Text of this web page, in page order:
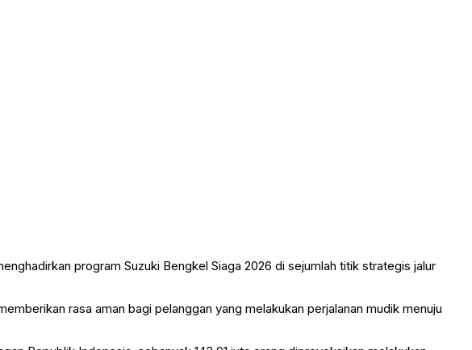
program Suzuki Bengkel Siaga 2026 di sejumlah titik strategis jalur
rasa aman bagi pelanggan yang melakukan perjalanan mudik menuju